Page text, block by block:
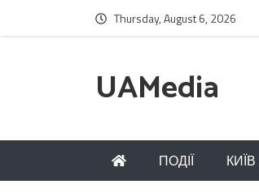
Thursday, August 6, 2026
UAMedia
ПОДІЇ КИЇВ